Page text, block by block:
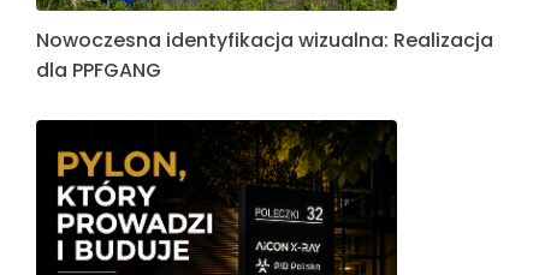
Nowoczesna identyfikacja wizualna: Realizacja
dla PPFGANG